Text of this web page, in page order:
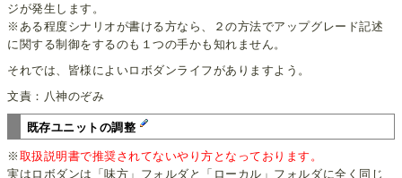
ジが発生します。
※ある程度シナリオが書ける方なら、２の方法でアップグレード記述
に関する制御をするのも１つの手かも知れません。
それでは、皆様によいロボダンライフがありますよう。
文責：八神のぞみ
既存ユニットの調整
※ 取扱説明書で推奨されてないやり方となっております。
実はロボダンは「味方」フォルダと「ローカル」フォルダに全く同じ